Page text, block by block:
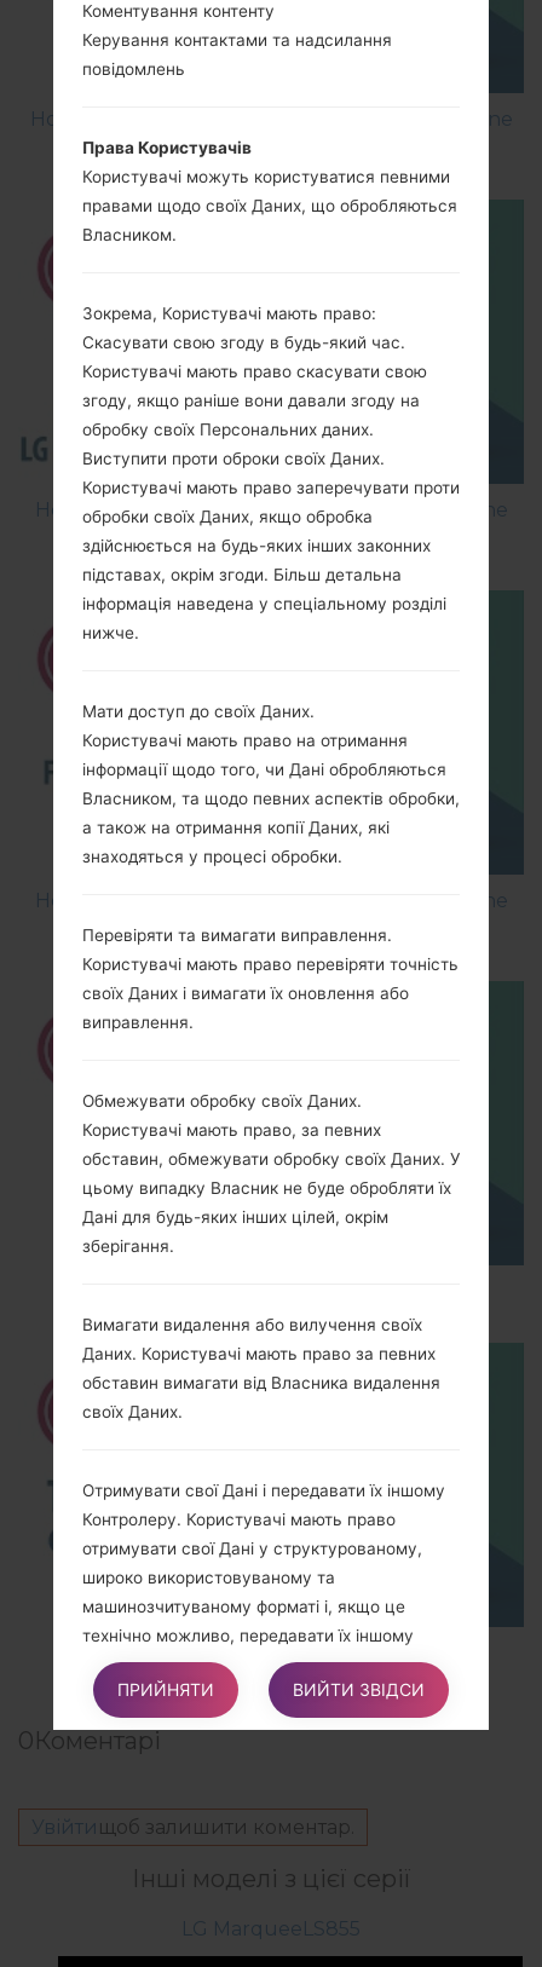
How to Factory Reset through menu on LG Shine
Plus C710H?
How to Flash Stock Firmware on LG Smartphone
using LG Flash Tool 2014?
How to Flash Stock Firmware on LG Smartphone
using LG UP?
0 Коментарі
Увійти щоб залишити коментар.
Інші моделі з цієї серії
LG MarqueeLS855
Коментування контенту
Керування контактами та надсилання
повідомлень
Права Користувачів
Користувачі можуть користуватися певними
правами щодо своїх Даних, що обробляються
Власником.
Зокрема, Користувачі мають право:
Скасувати свою згоду в будь-який час.
Користувачі мають право скасувати свою
згоду, якщо раніше вони давали згоду на
обробку своїх Персональних даних.
Виступити проти оброки своїх Даних.
Користувачі мають право заперечувати проти
обробки своїх Даних, якщо обробка
здійснюється на будь-яких інших законних
підставах, окрім згоди. Більш детальна
інформація наведена у спеціальному розділі
нижче.
Мати доступ до своїх Даних.
Користувачі мають право на отримання
інформації щодо того, чи Дані обробляються
Власником, та щодо певних аспектів обробки,
а також на отримання копії Даних, які
знаходяться у процесі обробки.
Перевіряти та вимагати виправлення.
Користувачі мають право перевіряти точність
своїх Даних і вимагати їх оновлення або
виправлення.
Обмежувати обробку своїх Даних.
Користувачі мають право, за певних
обставин, обмежувати обробку своїх Даних. У
цьому випадку Власник не буде обробляти їх
Дані для будь-яких інших цілей, окрім
зберігання.
Вимагати видалення або вилучення своїх
Даних. Користувачі мають право за певних
обставин вимагати від Власника видалення
своїх Даних.
Отримувати свої Дані і передавати їх іншому
Контролеру. Користувачі мають право
отримувати свої Дані у структурованому,
широко використовуваному та
машинозчитуваному форматі і, якщо це
технічно можливо, передавати їх іншому
Контролеру без будь-яких перешкод. Це
положення застосовується за умови, що
Дані обробляються автоматизованими
засобами і що обробка базується на згоді
Користувач, або на переддоговірних
зобов’язаннях, що витікають з нього.
Подавати скаргу. Користувачі мають право
ПРИЙНЯТИ ВИЙТИ ЗВІДСИ